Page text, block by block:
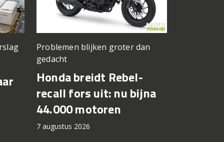
Problemen blijken groter dan
gedacht
Honda breidt Rebel-
recall fors uit: nu bijna
44.000 motoren
7 augustus 2026